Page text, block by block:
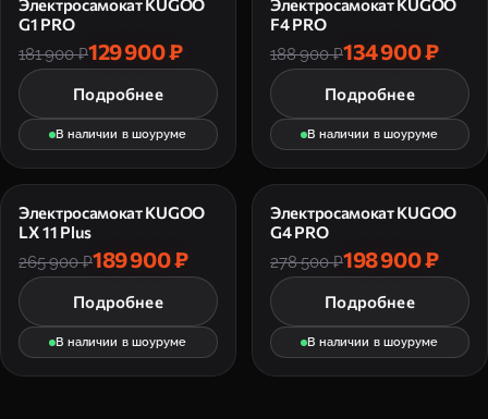
Электросамокат KUGOO
G1 PRO
181 900 ₽129 900 ₽
Подробнее
В наличии в шоуруме
Электросамокат KUGOO
F4 PRO
188 900 ₽134 900 ₽
Подробнее
В наличии в шоуруме
Электросамокат KUGOO
LX 11 Plus
265 900 ₽189 900 ₽
Подробнее
В наличии в шоуруме
Электросамокат KUGOO
G4 PRO
278 500 ₽198 900 ₽
Подробнее
В наличии в шоуруме